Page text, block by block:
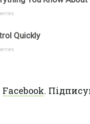
Facebook.